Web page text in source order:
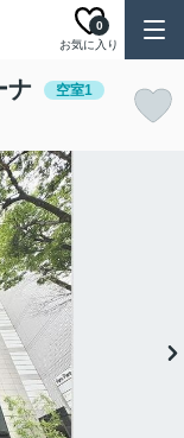
お気に入り
0
ナ 空室1